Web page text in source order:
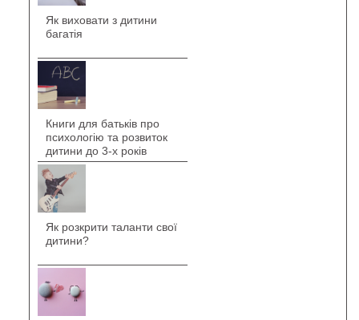
Як виховати з дитини
багатія
Книги для батьків про
психологію та розвиток
дитини до 3-х років
Як розкрити таланти свої
дитини?